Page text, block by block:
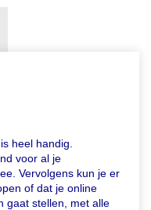
heel handig.
voor al je
Vervolgens kun je er
of dat je online
gaat stellen, met alle